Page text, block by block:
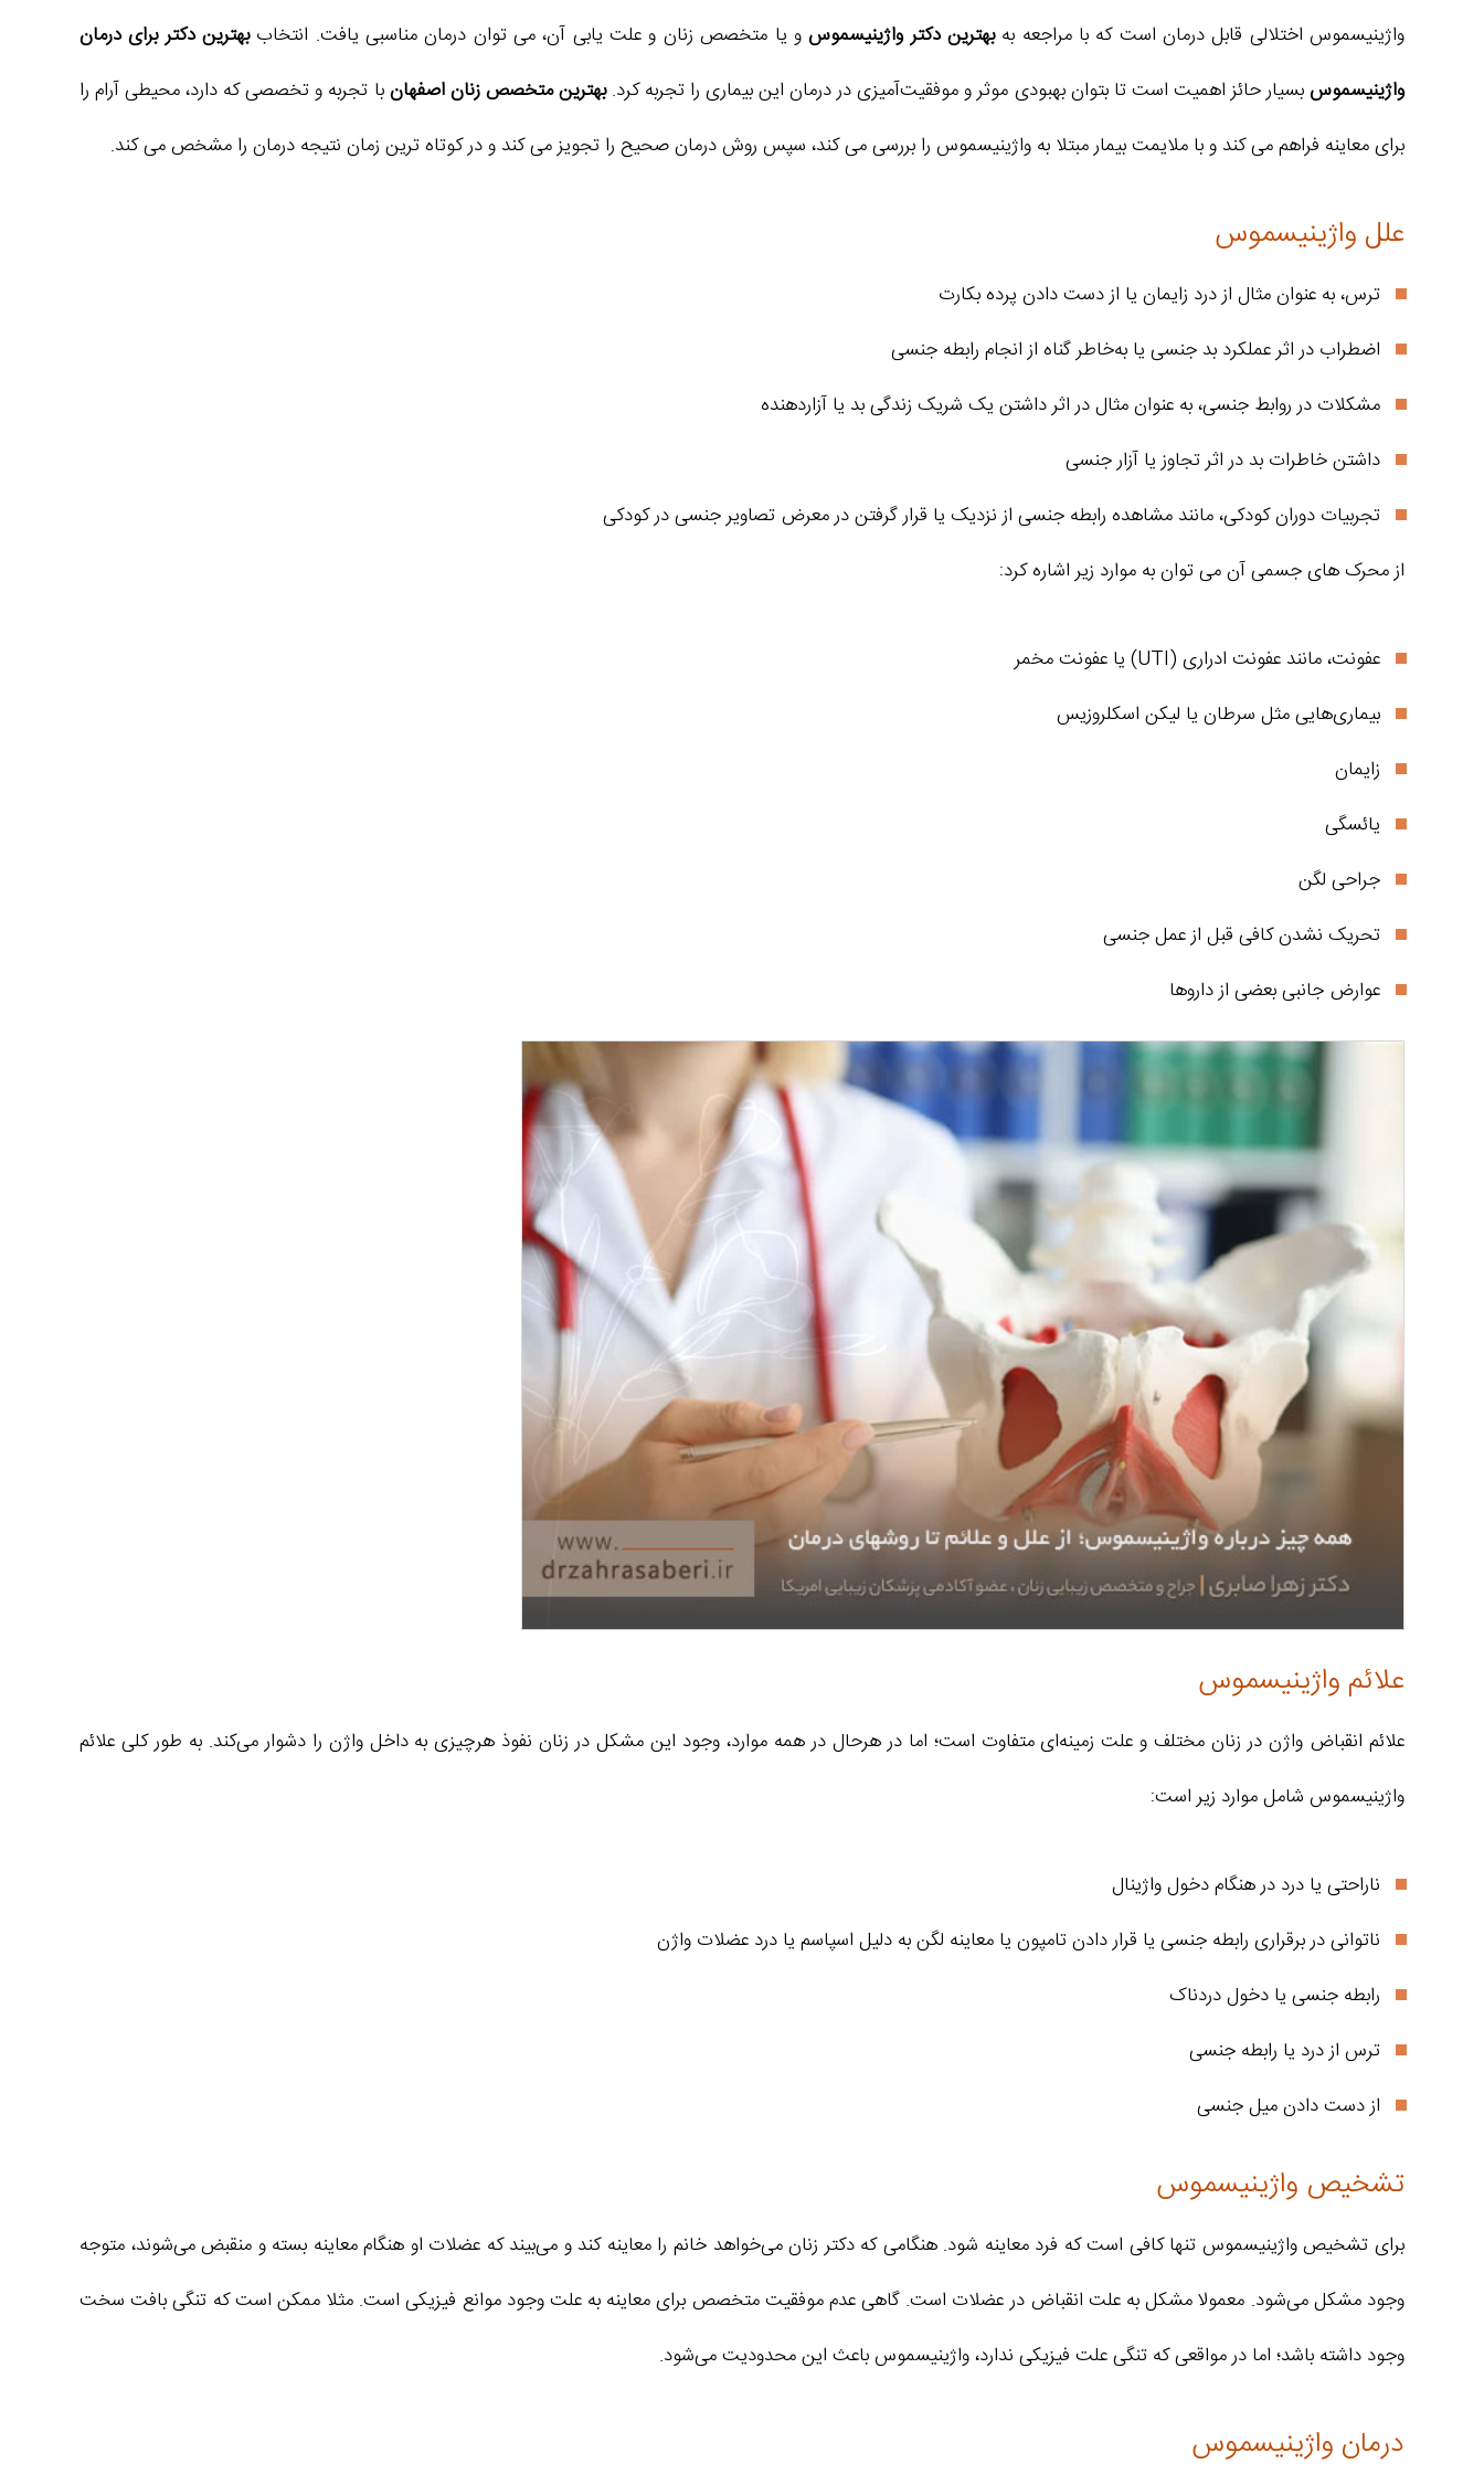
واژینیسموس اختلالی قابل درمان است که با مراجعه بهبهترین دکتر واژینیسموس و یا متخصص زنان و علت یابی آن، می توان درمان مناسبی یافت. انتخاببهترین دکتر برای درمان
واژینیسموس بسیار حائز اهمیت است تا بتوان بهبودی موثر و موفقیت‌آمیزی در درمان این بیماری را تجربه کرد.بهترین متخصص زنان اصفهانبا تجربه و تخصصی که دارد، محیطی آرام را
برای معاینه فراهم می کند و با ملایمت بیمار مبتلا به واژینیسموس را بررسی می کند، سپس روش درمان صحیح را تجویز می کند و در کوتاه ترین زمان نتیجه درمان را مشخص می کند.
علل واژینیسموس
ترس، به عنوان مثال از درد زایمان یا از دست دادن پرده بکارت
اضطراب در اثر عملکرد بد جنسی یا به‌خاطر گناه از انجام رابطه جنسی
مشکلات در روابط جنسی، به عنوان مثال در اثر داشتن یک شریک زندگی بد یا آزاردهنده
داشتن خاطرات بد در اثر تجاوز یا آزار جنسی
تجربیات دوران کودکی، مانند مشاهده رابطه جنسی از نزدیک یا قرار گرفتن در معرض تصاویر جنسی در کودکی
از محرک‌ های جسمی آن می‌ توان به موارد زیر اشاره کرد:
عفونت، مانند عفونت ادراری (UTI) یا عفونت مخمر
بیماری‌هایی مثل سرطان یا لیکن اسکلروزیس
زایمان
یائسگی
جراحی لگن
تحریک نشدن کافی قبل از عمل جنسی
عوارض جانبی بعضی از داروها
علائم واژینیسموس
علائم انقباض واژن در زنان مختلف و علت زمینه‌ای متفاوت است؛ اما در هرحال در همه موارد، وجود این مشکل در زنان نفوذ هرچیزی به داخل واژن را دشوار می‌کند. به طور کلی علائم
واژینیسموس شامل موارد زیر است:
ناراحتی یا درد در هنگام دخول واژینال
ناتوانی در برقراری رابطه جنسی یا قرار دادن تامپون یا معاینه لگن به دلیل اسپاسم یا درد عضلات واژن
رابطه جنسی یا دخول دردناک
ترس از درد یا رابطه جنسی
از دست دادن میل جنسی
تشخیص واژینیسموس
برای تشخیص واژینیسموس تنها کافی است که فرد معاینه شود. هنگامی که دکتر زنان می‌خواهد خانم را معاینه کند و می‌بیند که عضلات او هنگام معاینه بسته و منقبض می‌شوند، متوجه
وجود مشکل می‌شود. معمولا مشکل به علت انقباض در عضلات است. گاهی عدم موفقیت متخصص برای معاینه به علت وجود موانع فیزیکی است. مثلا ممکن است که تنگی بافت سخت
وجود داشته ‌باشد؛ اما در مواقعی که تنگی علت فیزیکی ندارد، واژینیسموس باعث این محدودیت می‌شود.
درمان واژینیسموس